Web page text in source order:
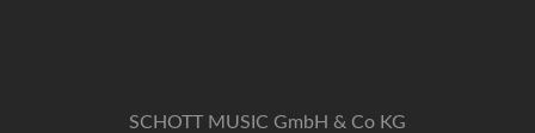
SCHOTT MUSIC GmbH & Co KG